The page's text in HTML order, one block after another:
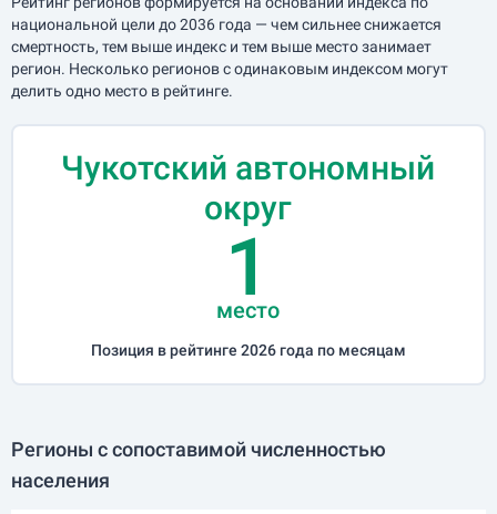
национальной цели до 2036 года — чем сильнее снижается
смертность, тем выше индекс и тем выше место занимает
регион. Несколько регионов с одинаковым индексом могут
делить одно место в рейтинге.
Чукотский автономный
округ
1
место
Позиция в рейтинге 2026 года по месяцам
Регионы с сопоставимой численностью
населения